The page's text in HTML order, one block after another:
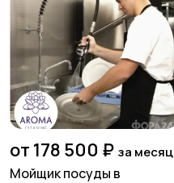
от 178 500 ₽ за месяц
Мойщик посуды в